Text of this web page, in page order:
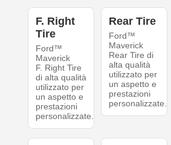
F. Right
Tire
Ford™
Maverick
F. Right Tire
di alta qualità
utilizzato per
un aspetto e
prestazioni
personalizzate.
Rear Tire
Ford™
Maverick
Rear Tire di
alta qualità
utilizzato per
un aspetto e
prestazioni
personalizzate.